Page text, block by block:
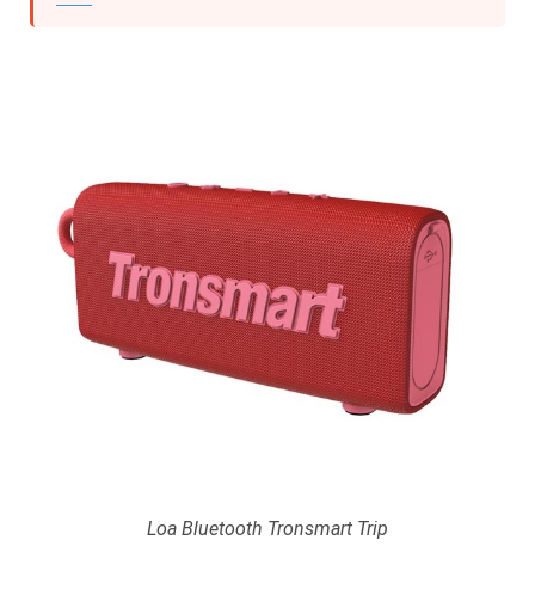
Loa Bluetooth Tronsmart Trip